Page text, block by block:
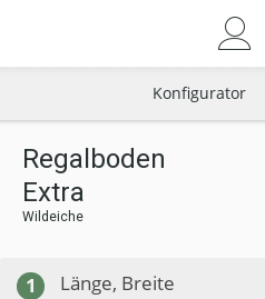
Konfigurator
Regalboden
Extra
Wildeiche
1 Länge, Breite